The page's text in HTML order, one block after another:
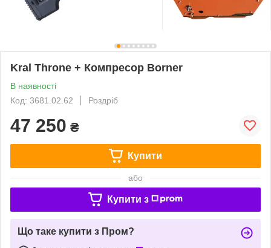
Kral Throne + Компресор Borner
В наявності
Код: 3681.02.62
Роздріб
47 250 ₴
Купити
або
Купити з
Що таке купити з Пром?